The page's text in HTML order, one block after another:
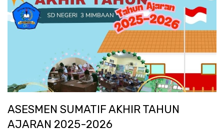
ASESMEN SUMATIF AKHIR TAHUN
AJARAN 2025-2026